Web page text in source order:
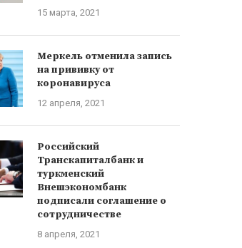
15 марта, 2021
Меркель отменила запись
на прививку от
коронавируса
12 апреля, 2021
Российский
Транскапиталбанк и
туркменский
Внешэкономбанк
подписали соглашение о
сотрудничестве
8 апреля, 2021